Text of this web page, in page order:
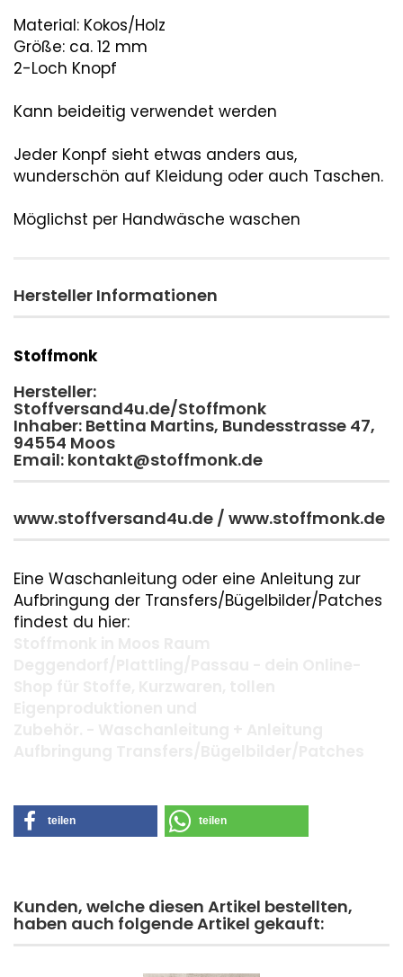
Material: Kokos/Holz
Größe: ca. 12 mm
2-Loch Knopf
Kann beideitig verwendet werden
Jeder Konpf sieht etwas anders aus,
wunderschön auf Kleidung oder auch Taschen.
Möglichst per Handwäsche waschen
Hersteller Informationen
Stoffmonk
Hersteller:
Stoffversand4u.de/Stoffmonk
Inhaber: Bettina Martins, Bundesstrasse 47,
94554 Moos
Email: kontakt@stoffmonk.de
www.stoffversand4u.de / www.stoffmonk.de
Eine Waschanleitung oder eine Anleitung zur
Aufbringung der Transfers/Bügelbilder/Patches
findest du hier:
teilen teilen
Kunden, welche diesen Artikel bestellten,
haben auch folgende Artikel gekauft: